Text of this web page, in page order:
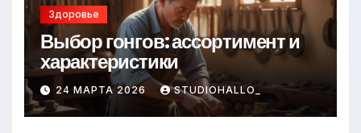
Здоровье
Выбор гонгов: ассортимент и
характеристики
24 МАРТА 2026 STUDIOHALLO_